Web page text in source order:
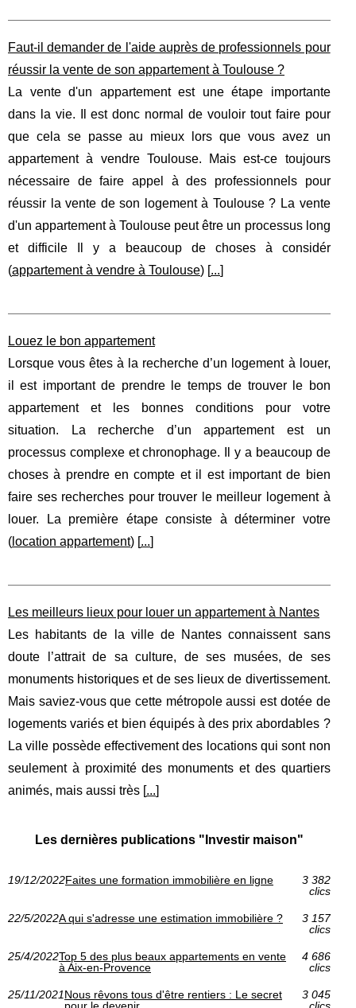
Faut-il demander de l'aide auprès de professionnels pour
réussir la vente de son appartement à Toulouse ?
La vente d'un appartement est une étape importante
dans la vie. Il est donc normal de vouloir tout faire pour
que cela se passe au mieux lors que vous avez un
appartement à vendre Toulouse. Mais est-ce toujours
nécessaire de faire appel à des professionnels pour
réussir la vente de son logement à Toulouse ? La vente
d'un appartement à Toulouse peut être un processus long
et difficile Il y a beaucoup de choses à considér
(appartement à vendre à Toulouse) [...]
Louez le bon appartement
Lorsque vous êtes à la recherche d’un logement à louer,
il est important de prendre le temps de trouver le bon
appartement et les bonnes conditions pour votre
situation. La recherche d’un appartement est un
processus complexe et chronophage. Il y a beaucoup de
choses à prendre en compte et il est important de bien
faire ses recherches pour trouver le meilleur logement à
louer. La première étape consiste à déterminer votre
( location appartement) [...]
Les meilleurs lieux pour louer un appartement à Nantes
Les habitants de la ville de Nantes connaissent sans
doute l’attrait de sa culture, de ses musées, de ses
monuments historiques et de ses lieux de divertissement.
Mais saviez-vous que cette métropole aussi est dotée de
logements variés et bien équipés à des prix abordables ?
La ville possède effectivement des locations qui sont non
seulement à proximité des monuments et des quartiers
animés, mais aussi très [...]
Les dernières publications "Investir maison"
19/12/2022Faites une formation immobilière en ligne
3 382
clics
22/5/2022A qui s'adresse une estimation immobilière ?
3 157
clics
25/4/2022Top 5 des plus beaux appartements en vente
à Aix-en-Provence
4 686
clics
25/11/2021Nous rêvons tous d'être rentiers : Le secret
3 045